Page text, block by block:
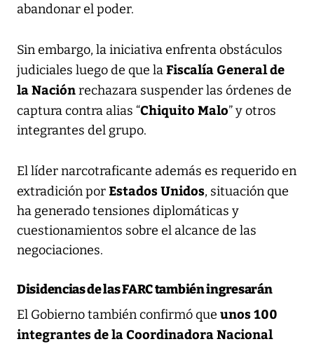
abandonar el poder.
Sin embargo, la iniciativa enfrenta obstáculos
judiciales luego de que laFiscalía General de
la Naciónrechazara suspender las órdenes de
captura contra alias “Chiquito Malo” y otros
integrantes del grupo.
El líder narcotraficante además es requerido en
extradición por Estados Unidos, situación que
ha generado tensiones diplomáticas y
cuestionamientos sobre el alcance de las
negociaciones.
Disidencias de las FARC también ingresarán
El Gobierno también confirmó que unos 100
integrantes de la Coordinadora Nacional